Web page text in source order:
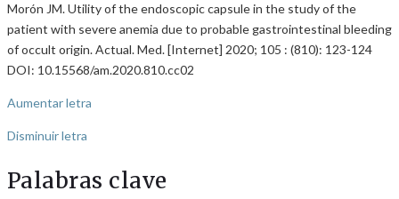
Morón JM. Utility of the endoscopic capsule in the study of the
patient with severe anemia due to probable gastrointestinal bleeding
of occult origin. Actual. Med. [Internet] 2020; 105 : (810): 123-124
DOI: 10.15568/am.2020.810.cc02
Aumentar letra
Disminuir letra
Palabras clave